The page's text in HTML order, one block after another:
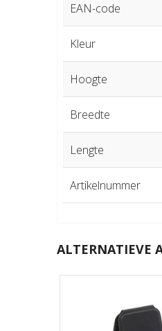
EAN-code
Kleur
Hoogte
Breedte
Lengte
Artikelnummer
ALTERNATIEVE